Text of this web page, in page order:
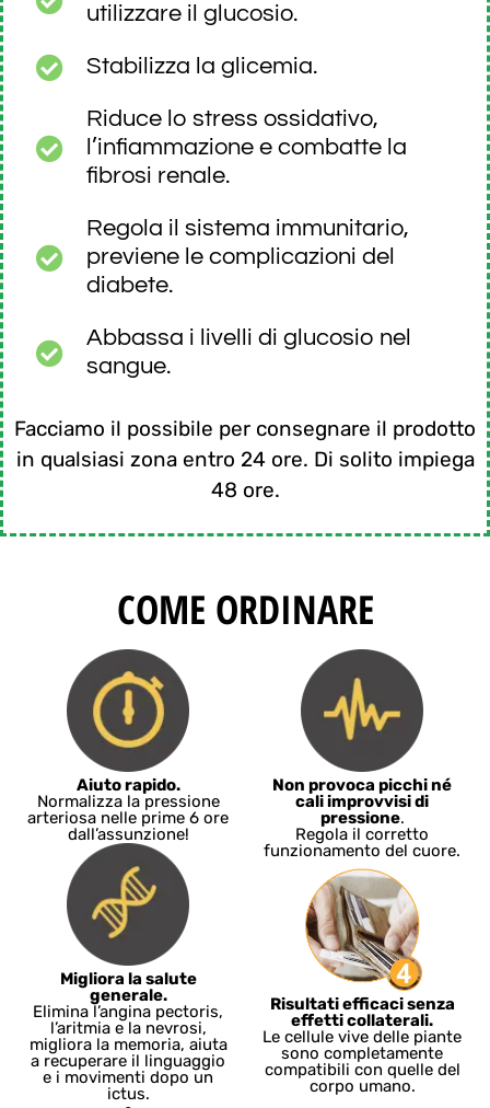
utilizzare il glucosio.
Stabilizza la glicemia.
Riduce lo stress ossidativo,
l’infiammazione e combatte la
fibrosi renale.
Regola il sistema immunitario,
previene le complicazioni del
diabete.
Abbassa i livelli di glucosio nel
sangue.
Facciamo il possibile per consegnare il prodotto
in qualsiasi zona entro 24 ore. Di solito impiega
48 ore.
COME ORDINARE
Aiuto rapido.
Normalizza la pressione
arteriosa nelle prime 6 ore
dall’assunzione!
Non provoca picchi né
cali improvvisi di
pressione.
Regola il corretto
funzionamento del cuore.
Migliora la salute
generale.
Elimina l’angina pectoris,
l’aritmia e la nevrosi,
migliora la memoria, aiuta
a recuperare il linguaggio
e i movimenti dopo un
ictus.
Risultati efficaci senza
effetti collaterali.
Le cellule vive delle piante
sono completamente
compatibili con quelle del
corpo umano.